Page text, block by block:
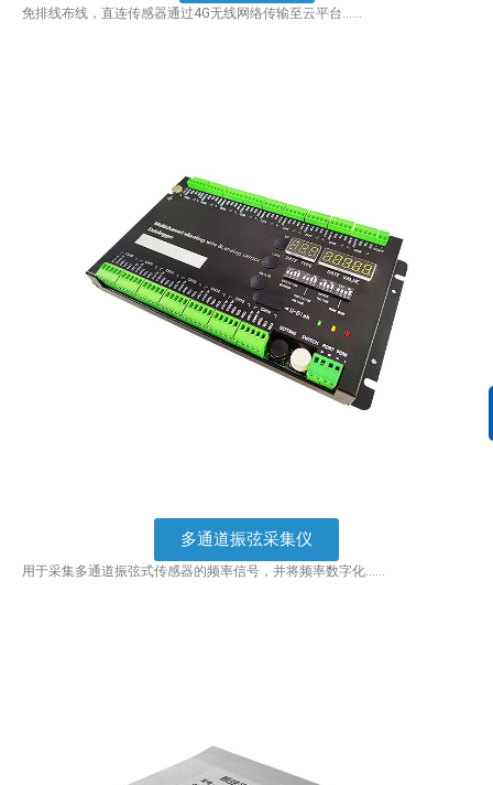
免排线布线，直连传感器通过4G无线网络传输至云平台……
多通道振弦采集仪
用于采集多通道振弦式传感器的频率信号，并将频率数字化……